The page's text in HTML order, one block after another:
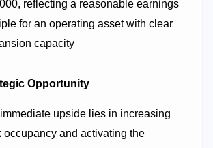
reflecting a reasonable earnings
for an operating asset with clear
capacity.
Opportunity
upside lies in increasing
occupancy and activating the